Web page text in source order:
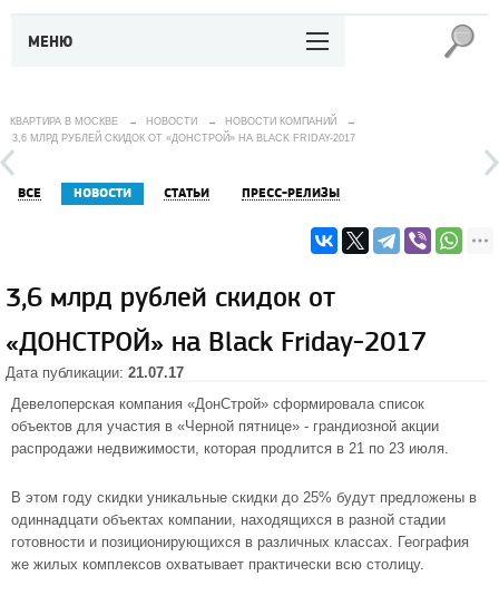
МЕНЮ
КВАРТИРА В МОСКВЕ → НОВОСТИ → НОВОСТИ КОМПАНИЙ
→
3,6 МЛРД РУБЛЕЙ СКИДОК ОТ «ДОНСТРОЙ» НА BLACK FRIDAY-2017
ВСЕ НОВОСТИ СТАТЬИ ПРЕСС-РЕЛИЗЫ
3,6 млрд рублей скидок от
«ДОНСТРОЙ» на Black Friday-2017
Дата публикации: 21.07.17
Девелоперская компания «ДонСтрой» сформировала список
объектов для участия в «Черной пятнице» - грандиозной акции
распродажи недвижимости, которая продлится в 21 по 23 июля.
В этом году скидки уникальные скидки до 25% будут предложены в
одиннадцати объектах компании, находящихся в разной стадии
готовности и позиционирующихся в различных классах. География
же жилых комплексов охватывает практически всю столицу.